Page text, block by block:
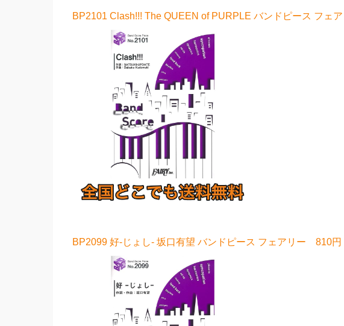
BP2101 Clash!!! The QUEEN of PURPLE バンドピース フェ
BP2099 好-じょし- 坂口有望 バンドピース フェアリー 810円